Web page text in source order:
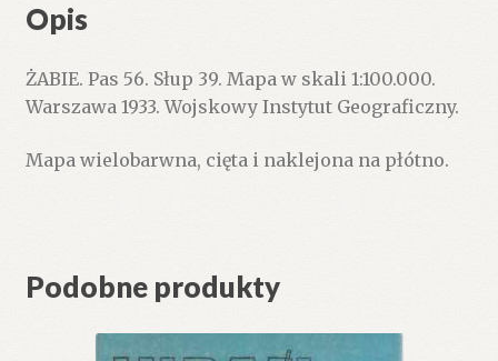
w
1:100.000.
Opis
ŻABIE. Pas 56. Słup 39. Mapa w skali 1:100.000.
Warszawa 1933. Wojskowy Instytut Geograficzny.
Mapa wielobarwna, cięta i naklejona na płótno.
Podobne produkty